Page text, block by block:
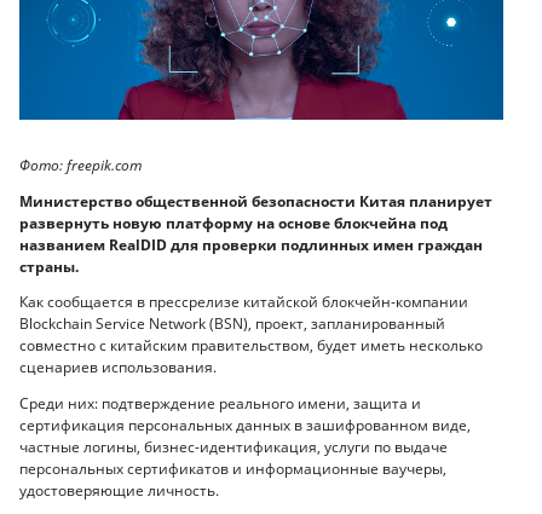
Фото: freepik.com
Министерство общественной безопасности Китая планирует
развернуть новую платформу на основе блокчейна под
названием RealDID для проверки подлинных имен граждан
страны.
Как сообщается в прессрелизе китайской блокчейн-компании
Blockchain Service Network (BSN), проект, запланированный
совместно с китайским правительством, будет иметь несколько
сценариев использования.
Среди них: подтверждение реального имени, защита и
сертификация персональных данных в зашифрованном виде,
частные логины, бизнес-идентификация, услуги по выдаче
персональных сертификатов и информационные ваучеры,
удостоверяющие личность.